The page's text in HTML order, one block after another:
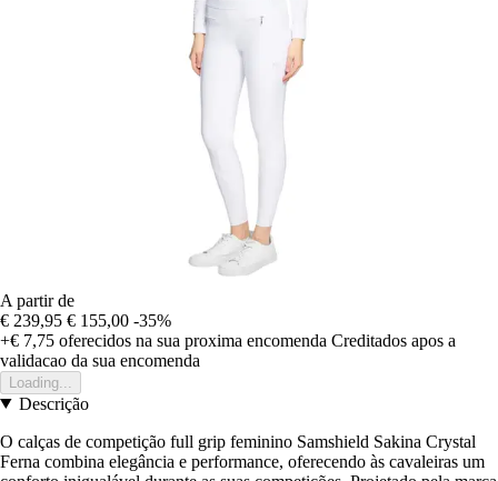
A partir de
€ 239,95 € 155,00 -35%
+€ 7,75 oferecidos na sua proxima encomenda Creditados apos a
validacao da sua encomenda
Loading...
Descrição
O calças de competição full grip feminino Samshield Sakina Crystal
Ferna combina elegância e performance, oferecendo às cavaleiras um